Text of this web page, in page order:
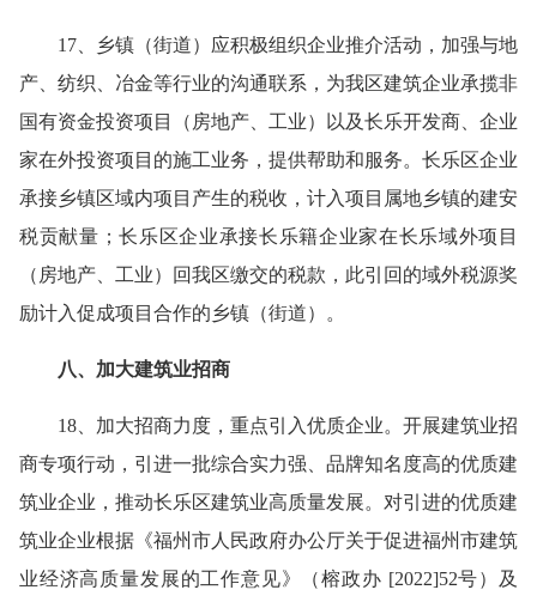
17、乡镇（街道）应积极组织企业推介活动，加强与地
产、纺织、冶金等行业的沟通联系，为我区建筑企业承揽非
国有资金投资项目（房地产、工业）以及长乐开发商、企业
家在外投资项目的施工业务，提供帮助和服务。长乐区企业
承接乡镇区域内项目产生的税收，计入项目属地乡镇的建安
税贡献量；长乐区企业承接长乐籍企业家在长乐域外项目
（房地产、工业）回我区缴交的税款，此引回的域外税源奖
励计入促成项目合作的乡镇（街道）。
八、加大建筑业招商
18、加大招商力度，重点引入优质企业。开展建筑业招
商专项行动，引进一批综合实力强、品牌知名度高的优质建
筑业企业，推动长乐区建筑业高质量发展。对引进的优质建
筑业企业根据《福州市人民政府办公厅关于促进福州市建筑
业经济高质量发展的工作意见》（榕政办 [2022]52号）及